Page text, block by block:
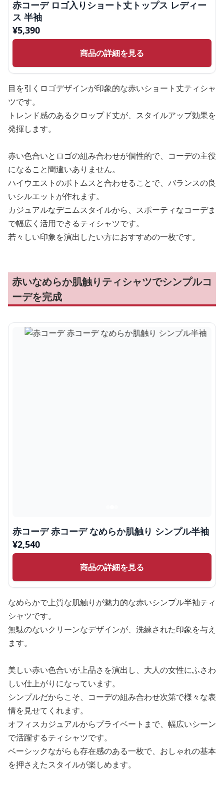
赤コーデ ロゴ入りショート丈トップス レディー
ス 半袖
¥5,390
商品の詳細を見る
目を引くロゴデザインが印象的な赤いショート丈ティシャ
ツです。
トレンド感のあるクロップド丈が、スタイルアップ効果を
発揮します。
赤い色合いとロゴの組み合わせが個性的で、コーデの主役
になること間違いありません。
ハイウエストのボトムスと合わせることで、バランスの良
いシルエットが作れます。
カジュアルなデニムスタイルから、スポーティなコーデま
で幅広く活用できるティシャツです。
若々しい印象を演出したい方におすすめの一枚です。
赤いなめらか肌触りティシャツでシンプルコ
ーデを完成
赤コーデ 赤コーデ なめらか肌触り シンプル半袖
¥2,540
商品の詳細を見る
なめらかで上質な肌触りが魅力的な赤いシンプル半袖ティ
シャツです。
無駄のないクリーンなデザインが、洗練された印象を与え
ます。
美しい赤い色合いが上品さを演出し、大人の女性にふさわ
しい仕上がりになっています。
シンプルだからこそ、コーデの組み合わせ次第で様々な表
情を見せてくれます。
オフィスカジュアルからプライベートまで、幅広いシーン
で活躍するティシャツです。
ベーシックながらも存在感のある一枚で、おしゃれの基本
を押さえたスタイルが楽しめます。